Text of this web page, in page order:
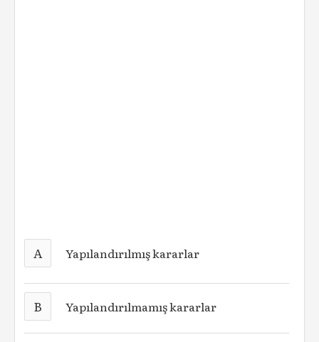
A Yapılandırılmış kararlar
B Yapılandırılmamış kararlar